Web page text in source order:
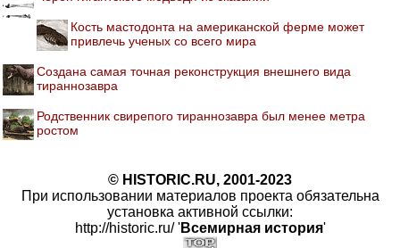
Кость мастодонта на американской ферме может
привлечь ученых со всего мира
Создана самая точная реконструкция внешнего вида
тираннозавра
Родственник свирепого тираннозавра был менее метра
ростом
© HISTORIC.RU, 2001-2023
При использовании материалов проекта обязательна
установка активной ссылки:
http://historic.ru/ 'Всемирная история'